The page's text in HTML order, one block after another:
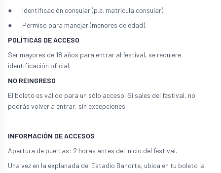
● Identificación consular (p.e. matrícula consular).
● Permiso para manejar (menores de edad).
POLÍTICAS DE ACCESO
Ser mayores de 18 años para entrar al festival, se requiere
identificación oficial.
NO REINGRESO
El boleto es válido para un sólo acceso. Si sales del festival, no
podrás volver a entrar, sin excepciones.
INFORMACIÓN DE ACCESOS
Apertura de puertas: 2 horas antes del inicio del festival.
Una vez en la explanada del Estadio Banorte, ubica en tu boleto la